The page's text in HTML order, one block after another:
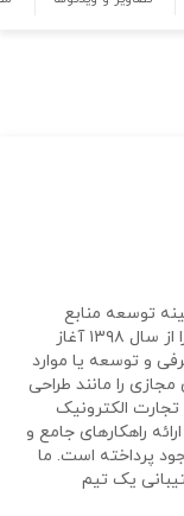
توسعه منابع
انسانی ،بازاریابی وفروش است که فعالیت خود را از سال ۱۳۹۸ آغاز
و توسعه یا موارد
را مانند طراحی
تجارت الکترونیک
راهکارهای جامع و
پرداخته است. ما
یک تیم